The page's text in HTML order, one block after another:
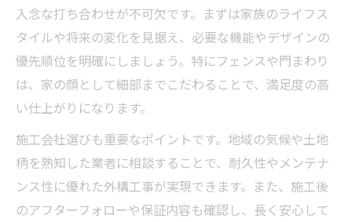
入念な打ち合わせが不可欠です。まずは家族のライフス
タイルや将来の変化を見据え、必要な機能やデザインの
優先順位を明確にしましょう。特にフェンスや門まわり
は、家の顔として細部までこだわることで、満足度の高
い仕上がりになります。
施工会社選びも重要なポイントです。地域の気候や土地
柄を熟知した業者に相談することで、耐久性やメンテナ
ンス性に優れた外構工事が実現できます。また、施工後
のアフターフォローや保証内容も確認し、長く安心して